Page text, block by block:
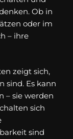
Ob in
oder im
– ihre
zeigt sich,
sind. Es kann
– sie werden
sich
sind